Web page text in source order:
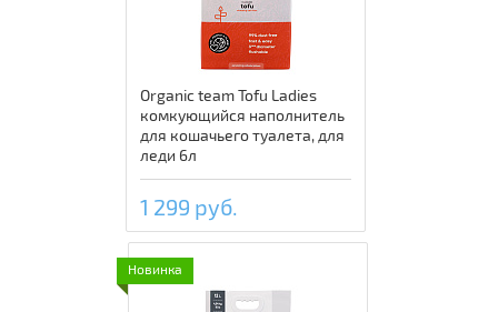
Organic team Tofu Ladies
комкующийся наполнитель
для кошачьего туалета, для
леди 6л
1 299 руб.
Новинка